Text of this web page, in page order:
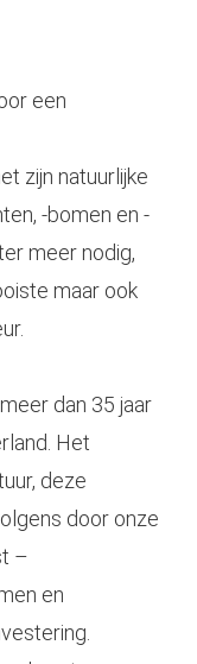
een
zijn natuurlijke
-bomen en -
meer nodig,
maar ook
dan 35 jaar
Het
deze
door onze
–
en